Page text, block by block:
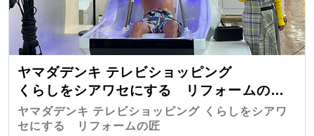
ヤマダデンキ テレビショッピング
くらしをシアワセにする リフォームの
匠 第7弾
ヤマダデンキ テレビショッピング くらしをシアワ
セにする リフォームの匠